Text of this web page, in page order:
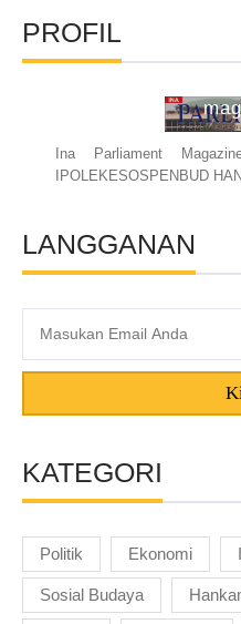
PROFIL
Ina Parliament
IPOLEKESOSPENBUD
LANGGANAN
KATEGORI
Politik Ekonomi
Sosial Budaya